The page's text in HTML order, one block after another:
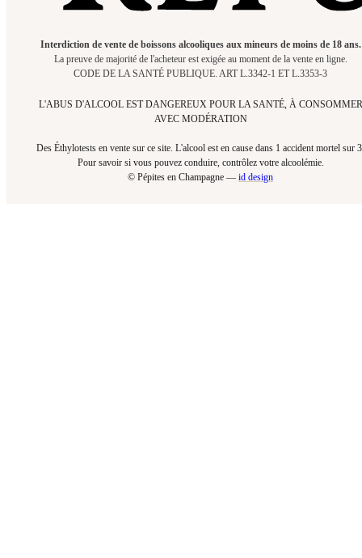
Interdiction de vente de boissons alcooliques aux mineurs de moins de 18 ans.
La preuve de majorité de l'acheteur est exigée au moment de la vente en ligne.
CODE DE LA SANTÉ PUBLIQUE. ART L.3342-1 ET L.3353-3
L'ABUS D'ALCOOL EST DANGEREUX POUR LA SANTÉ, À CONSOMMER
AVEC MODÉRATION
Des Éthylotests en vente sur ce site. L'alcool est en cause dans 1 accident mortel sur
Pour savoir si vous pouvez conduire, contrôlez votre alcoolémie.​
© Pépites en Champagne — id design